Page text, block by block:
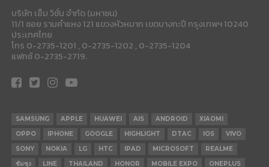
บริษัท เอ็ม วิชั่น จำกัด (มหาชน)
11/1 ซอย รามคำแหง 121 แขวงหัวหมาก เขตบางกะปี กรุงเทพฯ 10240
ประเทศไทย
โทร 0-2735-1201 , 0-2735-1202 , 0-2735-1204
แฟกซ์ 0-2735-2719.
SAMSUNG APPLE HUAWEI AIS ANDROID
XIAOMI
OPPO
IPHONE GOOGLE HIGHLIGHT DTAC IOS
VIVO
SONY
NOKIA LG HTC IPAD MICROSOFT
REALME
ซัมซุง
LINE THAILAND HONOR MOBILE EXPO ONEPLUS